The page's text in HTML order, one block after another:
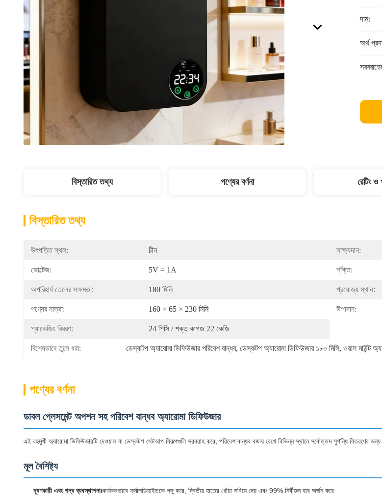
দাম:
অর্থ
বিস্তারিত তথ্য পণ্যের বর্ণনা রেটিং ও
বিস্তারিত তথ্য
উৎপত্তি স্থল: চীন সাক্ষ্যদান:
ভোল্টেজ: 5V = 1A শক্তি:
অপরিহার্য তেলের সক্ষমতা: 180 মিলি প্রযোজ্য স্থান:
পণ্যের মাত্রা: 160 × 65 × 230 মিমি উপাদান:
প্যাকেজিং বিবরণ: 24 পিসি / শক্ত কাগজ 22 কেজি
বিশেষভাবে তুলে ধরা: ডেস্কটপ অ্যারোমা ডিফিউজার পরিবেশ বান্ধব, ডেস্কটপ অ্যারোমা ডিফিউজার ১৮০ মিলি, ওয়াল মাউন্ট
পণ্যের বর্ণনা
ডাবল প্লেসমেন্ট অপশন সহ পরিবেশ বান্ধব অ্যারোমা ডিফিউজার
এই বহুমুখী অ্যারোমা ডিফিউজারটি দেওয়াল বা ডেস্কটপ সেটআপ বিকল্পগুলি সরবরাহ করে, পরিবেশ বান্ধব বজায় রেখে বিভিন্ন স্থানে সর্বোত্তম সুগন্ধি বিতরণের
মূল বৈশিষ্ট্য
দূষণকারী এবং গন্ধ ব্যবস্থাপনাঃকার্যকরভাবে ফর্মালডিহাইডকে পঙ্গু করে, দ্বিতীয় হাতের ধোঁয়া সরিয়ে দেয় এবং 99% নির্বীজন হার অর্জন করে